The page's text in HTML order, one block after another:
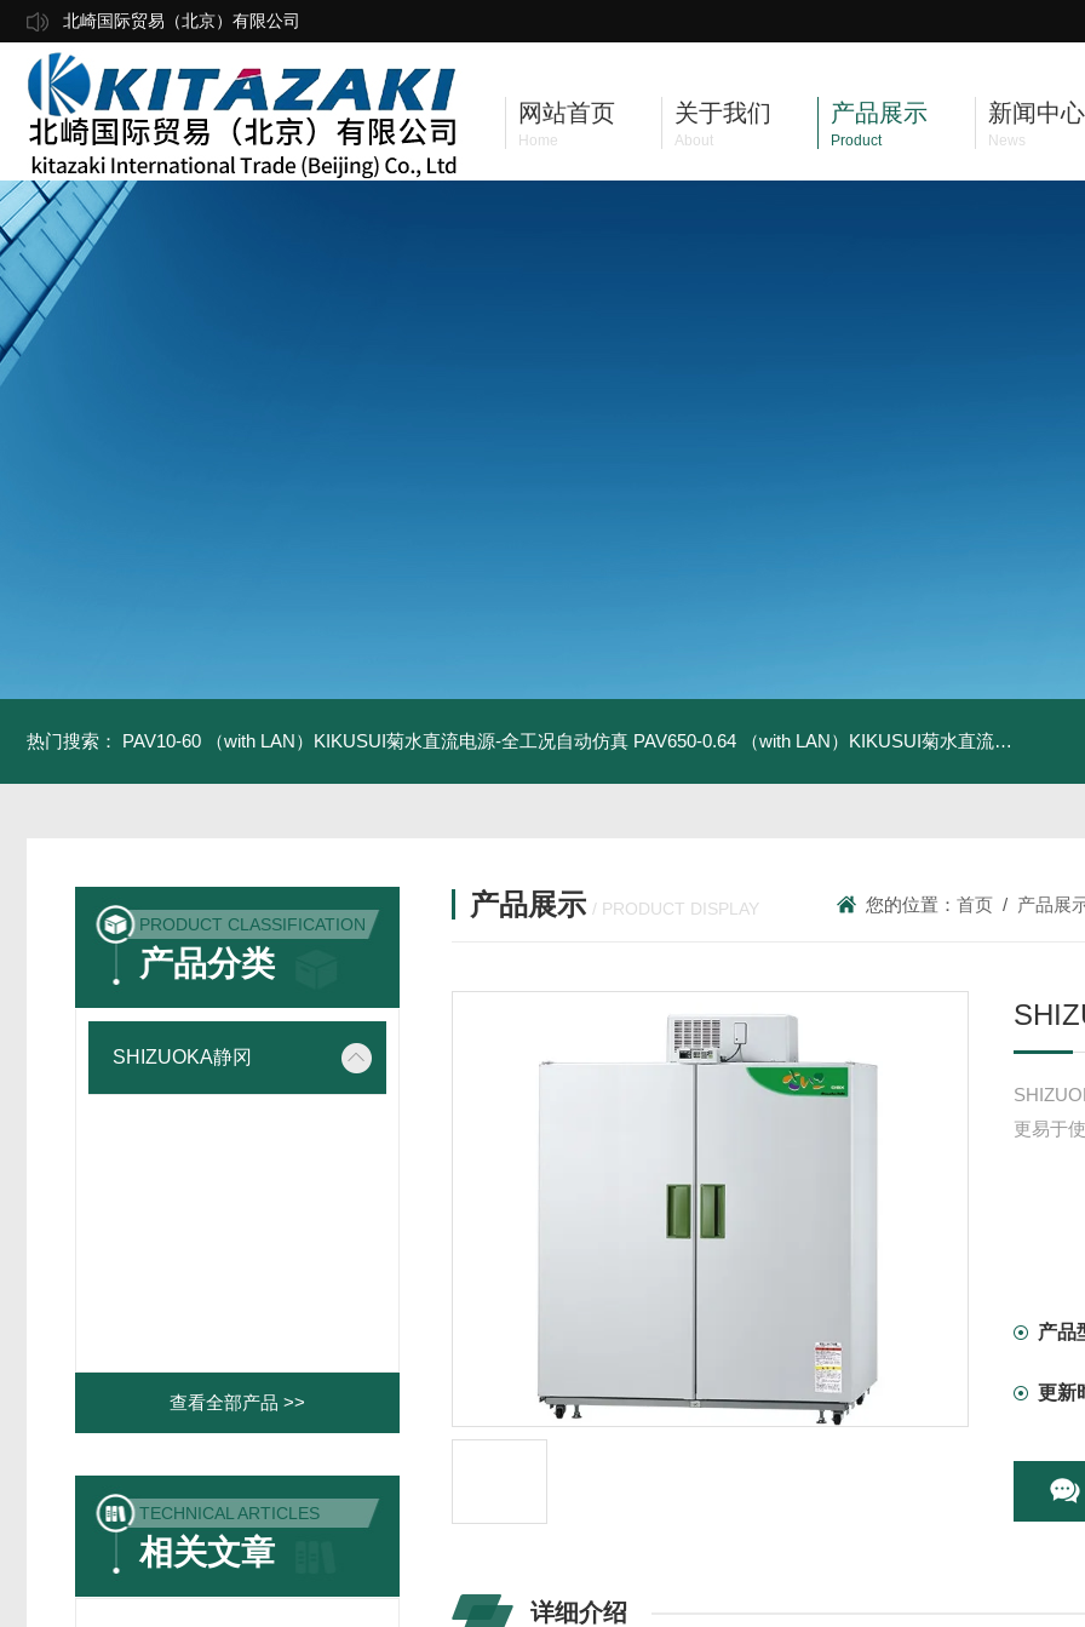
北崎国际贸易（北京）有限公司
网站首页
Home
关于我们
About
产品展示
Product
新闻中心
News
热门搜索： PAV10-60 （with LAN）KIKUSUI菊水直流电源-全工况自动仿真 PAV650-0.64 （with LAN）KIKUSUI菊水直流电源-四象限节能测试
PRODUCT CLASSIFICATION
产品分类
SHIZUOKA静冈
查看全部产品 >>
TECHNICAL ARTICLES
相关文章
产品展示 / PRODUCT DISPLAY 您的位置：首页 / 产品展
更易于
产品
更新
详细介绍